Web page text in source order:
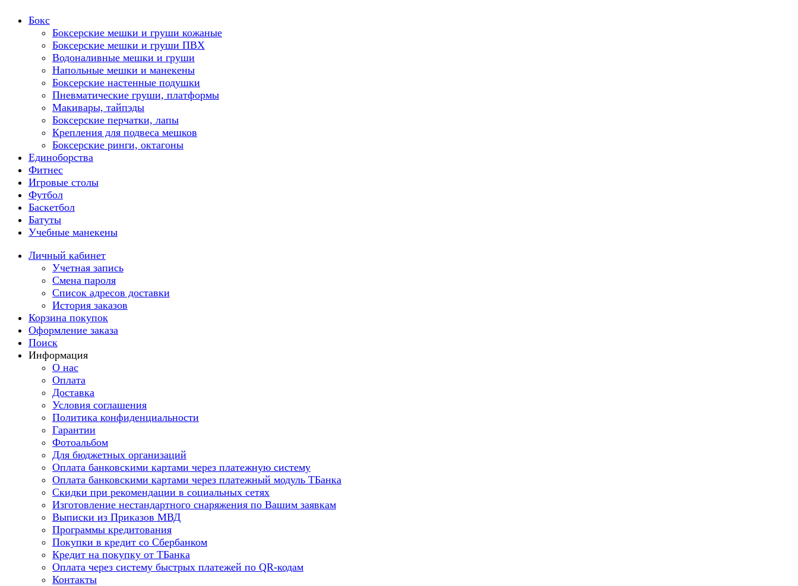
Бокс
Боксерские мешки и груши кожаные
Боксерские мешки и груши ПВХ
Водоналивные мешки и груши
Напольные мешки и манекены
Боксерские настенные подушки
Пневматические груши, платформы
Макивары, тайпэды
Боксерские перчатки, лапы
Крепления для подвеса мешков
Боксерские ринги, октагоны
Единоборства
Фитнес
Игровые столы
Футбол
Баскетбол
Батуты
Учебные манекены
Личный кабинет
Учетная запись
Смена пароля
Список адресов доставки
История заказов
Корзина покупок
Оформление заказа
Поиск
Информация
О нас
Оплата
Доставка
Условия соглашения
Политика конфиденциальности
Гарантии
Фотоальбом
Для бюджетных организаций
Оплата банковскими картами через платежную систему
Оплата банковскими картами через платежный модуль ТБанка
Скидки при рекомендации в социальных сетях
Изготовление нестандартного снаряжения по Вашим заявкам
Выписки из Приказов МВД
Программы кредитования
Покупки в кредит со Сбербанком
Кредит на покупку от ТБанка
Оплата через систему быстрых платежей по QR-кодам
Контакты